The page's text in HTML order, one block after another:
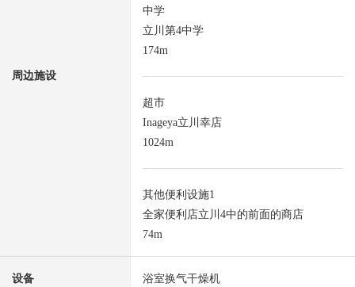
周边施设
中学
立川第4中学
174m
超市
Inageya立川幸店
1024m
其他便利设施1
全家便利店立川4中的前面的商店
74m
设备 浴室换气干燥机